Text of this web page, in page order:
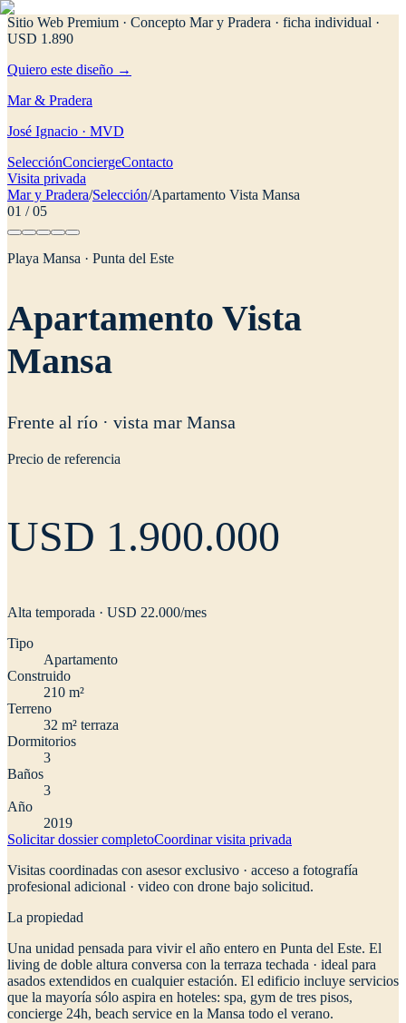
Sitio Web Premium · Concepto Mar y Pradera · ficha individual ·
USD 1.890
Quiero este diseño →
Mar & Pradera
José Ignacio · MVD
SelecciónConciergeContacto
Visita privada
Mar y Pradera/Selección/Apartamento Vista Mansa
01 /05
Playa Mansa · Punta del Este
Apartamento Vista
Mansa
Frente al río · vista mar Mansa
Precio de referencia
USD 1.900.000
Alta temporada · USD 22.000/mes
Tipo
Apartamento
Construido
210 m²
Terreno
32 m² terraza
Dormitorios
3
Baños
3
Año
2019
Solicitar dossier completoCoordinar visita privada
Visitas coordinadas con asesor exclusivo · acceso a fotografía
profesional adicional · video con drone bajo solicitud.
La propiedad
Una unidad pensada para vivir el año entero en Punta del Este. El
living de doble altura conversa con la terraza techada · ideal para
asados extendidos en cualquier estación. El edificio incluye servicios
que la mayoría sólo aspira en hoteles: spa, gym de tres pisos,
concierge 24h, beach service en la Mansa todo el verano.